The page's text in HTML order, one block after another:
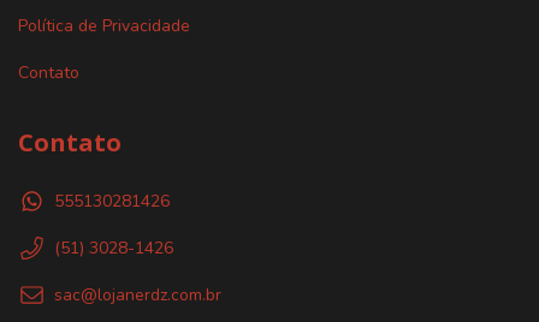
Política de Privacidade
Contato
Contato
555130281426
(51) 3028-1426
sac@lojanerdz.com.br